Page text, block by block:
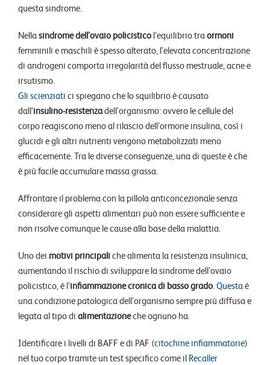
questa sindrome.
Nellasindrome dell’ovaio policistico l’equilibrio traormoni
femminili e maschili è spesso alterato, l’elevata concentrazione
di androgeni comporta irregolarità del flusso mestruale, acne e
irsutismo.
Gli scienziati ci spiegano che lo squilibrio è causato
dall’insulino-resistenzadell’organismo: ovvero le cellule del
corpo reagiscono meno al rilascio dell’ormone insulina, così i
glucidi e gli altri nutrienti vengono metabolizzati meno
efficacemente. Tra le diverse conseguenze, una di queste è che
è più facile accumulare massa grassa.
Affrontare il problema con la pillola anticoncezionale senza
considerare gli aspetti alimentari può non essere sufficiente e
non risolve comunque le cause alla base della malattia.
Uno dei motivi principali che alimenta la resistenza insulinica,
aumentando il rischio di sviluppare la sindrome dell’ovaio
policistico, è l’infiammazione cronica di basso grado.Questaè
una condizione patologica dell’organismo sempre più diffusa e
legata al tipo di alimentazioneche ognuno ha.
Identificare i livelli di BAFF e di PAF (citochine infiammatorie)
nel tuo corpo tramite un test specifico come il Recaller